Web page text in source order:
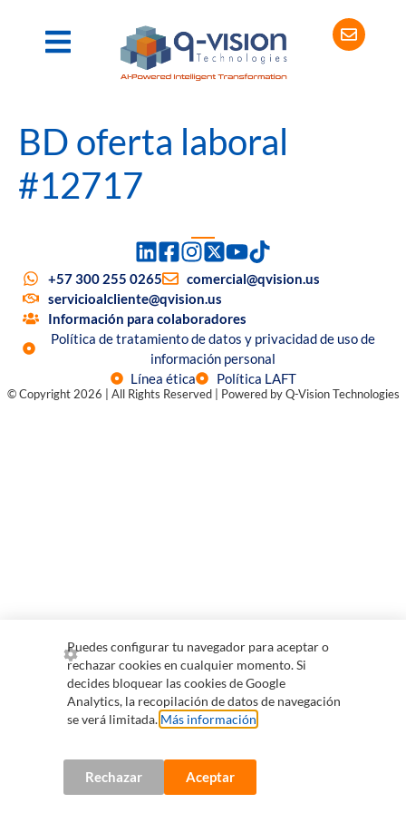
BD oferta laboral
#12717
+57 300 255 0265
comercial@qvision.us
servicioalcliente@qvision.us
Información para colaboradores
Política de tratamiento de datos y privacidad de uso de
información personal
Línea ética
Política LAFT
© Copyright 2026 | All Rights Reserved | Powered by Q-Vision Technologies
Puedes configurar tu navegador para aceptar o
rechazar cookies en cualquier momento. Si
decides bloquear las cookies de Google
Analytics, la recopilación de datos de navegación
se verá limitada. Más información
Rechazar Aceptar